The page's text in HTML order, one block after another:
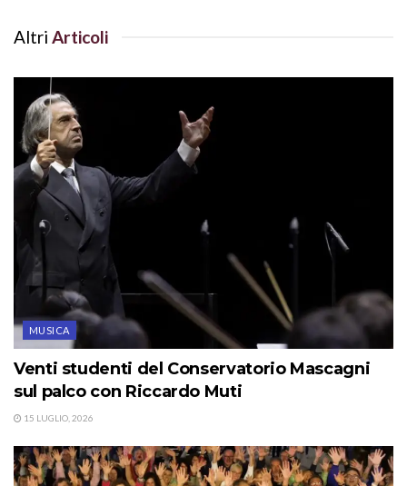
Altri Articoli
MUSICA
Venti studenti del Conservatorio Mascagni
sul palco con Riccardo Muti
15 LUGLIO, 2026